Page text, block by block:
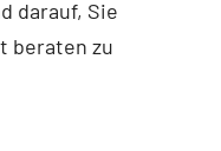
darauf, Sie
beraten zu